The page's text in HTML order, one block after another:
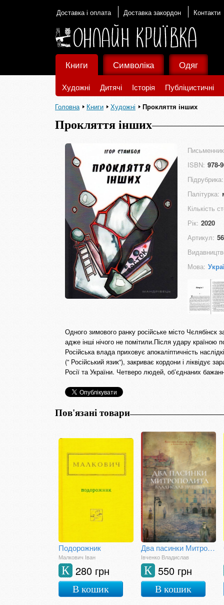
Доставка і оплата Доставка закордон Контакти
Книги
Художні Дитячі Історія Публіцистичні
Символіка Одяг
Головна Книги Художні Прокляття інших
Прокляття інших
ISBN: 978-
Підрубрика:
Палітурка:
Кількість
Рік: 2020
Артикул:
Мова:
Одного зимового ранку російське місто
адже інші нічого не помітили.Після удару
Російська влада приховує апокаліптичність
(” Російський язик”), закриває кордони і ліквідує
Росії та України. Четверо людей, об’єднаних
Пов'язані товари
Подорожник
Малкович Іван
280 грн
К
В кошик
Два пасинки Митрополита
Івченко Владислав
550 грн
К
В кошик